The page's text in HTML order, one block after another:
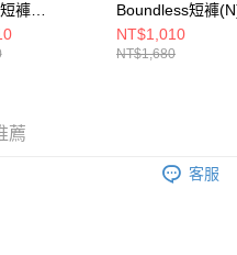
褲
Boundless短褲
女 短褲
NT$1,010
NT$1,680
薦
客服